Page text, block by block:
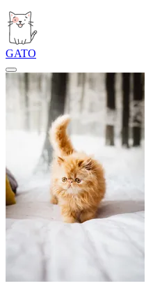
GATO